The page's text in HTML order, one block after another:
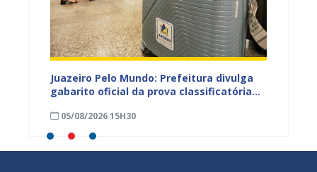
Juazeiro Pelo Mundo: Prefeitura divulga
gabarito oficial da prova classificatória
05/08/2026 15H30